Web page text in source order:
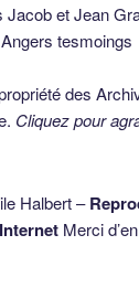
Jacob et Jean
tesmoings
des
Cliquez pour
Halbert –
Merci